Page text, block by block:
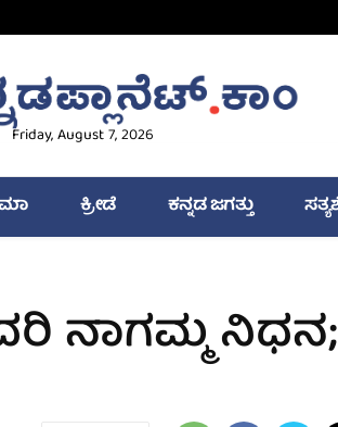
Friday, August 7, 2026
ಕ್ರೀಡೆ ಕನ್ನಡ ಜಗತ್ತು
ನಾಗಮ್ಮ ನಿಧನ;